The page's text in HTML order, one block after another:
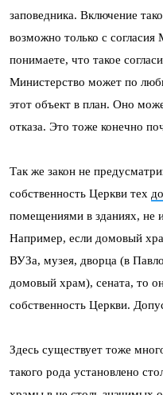
заповедника. Включение
возможно только с
понимаете, что такое
Министерство может по
этот объект в план. Оно
отказа. Это тоже конечно
Так же закон не
собственность Церкви тех
помещениями в зданиях, не
Например, если домовый
ВУЗа, музея, дворца (в
домовый храм), сената, то
собственность Церкви.
Здесь существует тоже
такого рода установлено